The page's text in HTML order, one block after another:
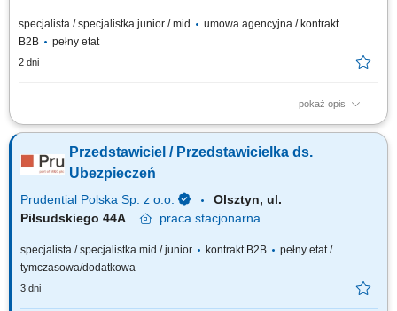
specjalista / specjalistka junior / mid
umowa agencyjna / kontrakt
B2B
pełny etat
2 dni
pokaż opis
Budowanie i pozyskiwanie własnego portfela klientów oraz relacji
ubezpieczeniowych; Prowadzenie spotkań handlowych w formie online i
stacjonarnej; Realizacja indywidualnych celów sprzedażowych przy
Przedstawiciel / Przedstawicielka ds.
Ubezpieczeń
Prudential Polska Sp. z o.o.
Olsztyn, ul.
Piłsudskiego 44A
praca stacjonarna
specjalista / specjalistka mid / junior kontrakt B2B
pełny etat /
tymczasowa/dodatkowa
3 dni